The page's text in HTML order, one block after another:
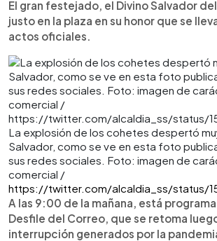
El gran festejado, el Divino Salvador
justo en la plaza en su honor que se
actos oficiales.
La explosión de los cohetes despertó
Salvador, como se ve en esta foto
sus redes sociales. Foto: imagen de
comercial /
https://twitter.com/alcaldia_ss/status/
A las 9:00 de la mañana, está
Desfile del Correo, que se retoma
interrupción generados por la